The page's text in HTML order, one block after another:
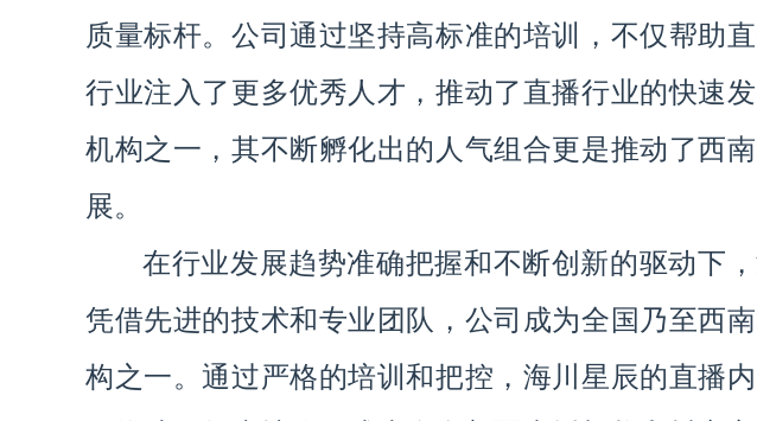
质量标杆。公司通过坚持高标准的培训，不仅帮助
行业注入了更多优秀人才，推动了直播行业的快速
机构之一，其不断孵化出的人气组合更是推动了西
展。
在行业发展趋势准确把握和不断创新的驱动下
凭借先进的技术和专业团队，公司成为全国乃至西
构之一。通过严格的培训和把控，海川星辰的直播